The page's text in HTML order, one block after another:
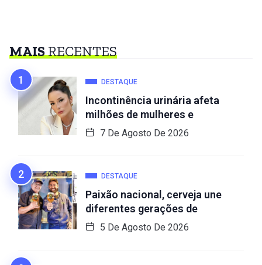
MAISRECENTES
DESTAQUE
Incontinência urinária afeta
milhões de mulheres e
7 De Agosto De 2026
DESTAQUE
Paixão nacional, cerveja une
diferentes gerações de
5 De Agosto De 2026